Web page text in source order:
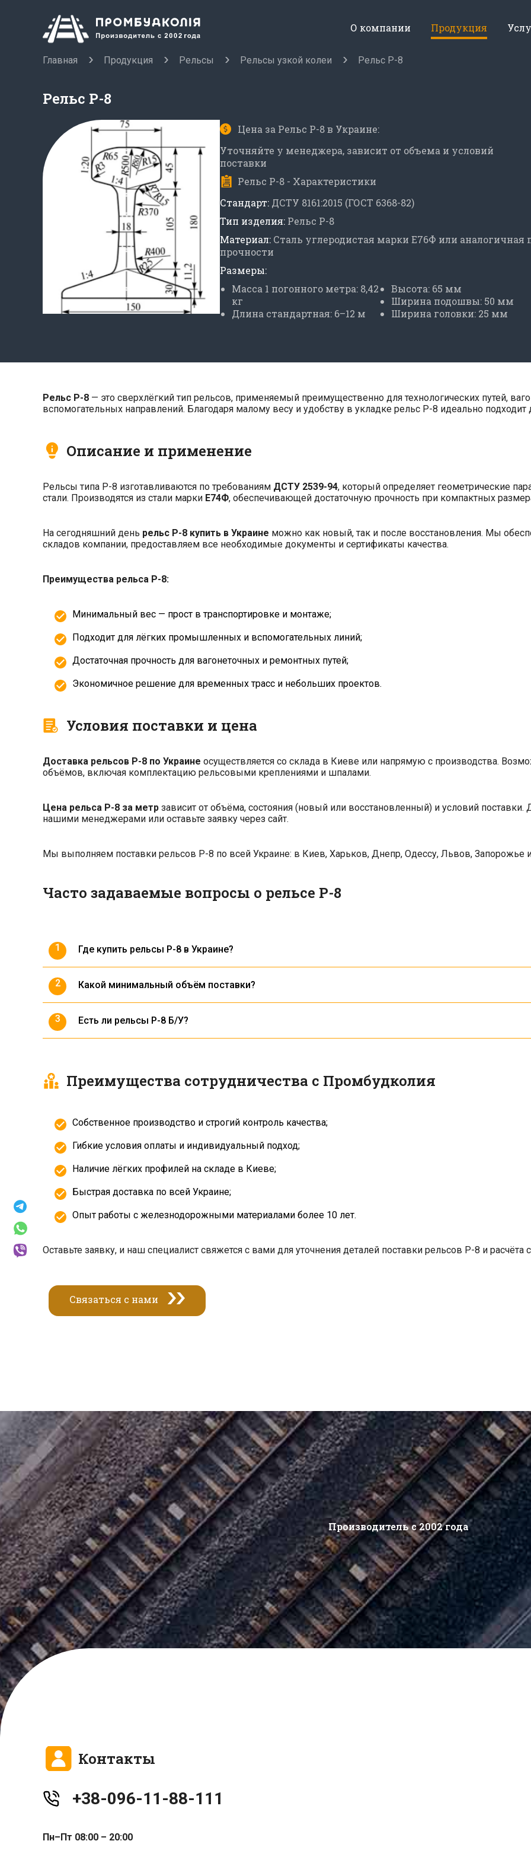
О компании Продукция
Главная Продукция Рельсы Рельсы узкой колеи Рельс Р-8
Рельс Р-8
Цена за Рельс Р-8 в Украине:
Уточняйте у менеджера, зависит от объема и условий
поставки
Рельс Р-8 - Характеристики
Стандарт: ДСТУ 8161:2015 (ГОСТ 6368-82)
Тип изделия: Рельс Р-8
Материал: Сталь углеродистая марки Е76Ф или аналогичная
прочности
Размеры:
Масса 1 погонного метра: 8,42
кг
Длина стандартная: 6–12 м
Высота: 65 мм
Ширина подошвы: 50 мм
Ширина головки: 25 мм
Рельс Р-8 — это сверхлёгкий тип рельсов, применяемый преимущественно для технологических путей,
вспомогательных направлений. Благодаря малому весу и удобству в укладке рельс Р-8 идеально
Описание и применение
Рельсы типа Р-8 изготавливаются по требованиям ДСТУ 2539-94, который определяет геометрические
стали. Производятся из стали марки Е74Ф, обеспечивающей достаточную прочность при компактных
На сегодняшний день рельс Р-8 купить в Украине можно как новый, так и после восстановления. Мы
складов компании, предоставляем все необходимые документы и сертификаты качества.
Преимущества рельса Р-8:
Минимальный вес — прост в транспортировке и монтаже;
Подходит для лёгких промышленных и вспомогательных линий;
Достаточная прочность для вагонеточных и ремонтных путей;
Экономичное решение для временных трасс и небольших проектов.
Условия поставки и цена
Доставка рельсов Р-8 по Украине осуществляется со склада в Киеве или напрямую с производства.
объёмов, включая комплектацию рельсовыми креплениями и шпалами.
Цена рельса Р-8 за метр зависит от объёма, состояния (новый или восстановленный) и условий поставки.
нашими менеджерами или оставьте заявку через сайт.
Мы выполняем поставки рельсов Р-8 по всей Украине: в Киев, Харьков, Днепр, Одессу, Львов, Запорожье и
Часто задаваемые вопросы о рельсе Р-8
Где купить рельсы Р-8 в Украине?
Какой минимальный объём поставки?
Есть ли рельсы Р-8 Б/У?
Преимущества сотрудничества с Промбудколия
Собственное производство и строгий контроль качества;
Гибкие условия оплаты и индивидуальный подход;
Наличие лёгких профилей на складе в Киеве;
Быстрая доставка по всей Украине;
Опыт работы с железнодорожными материалами более 10 лет.
Оставьте заявку, и наш специалист свяжется с вами для уточнения деталей поставки рельсов Р-8 и расчёта
Связаться с нами
Производитель с 2002 года
Контакты
+38-096-11-88-111
Пн–Пт 08:00 – 20:00